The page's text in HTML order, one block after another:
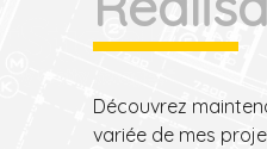
Découvrez
variée de mes